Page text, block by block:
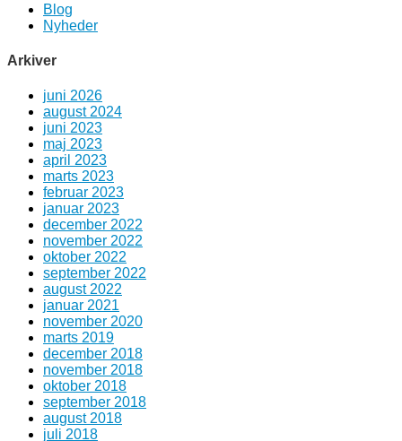
Blog
Nyheder
Arkiver
juni 2026
august 2024
juni 2023
maj 2023
april 2023
marts 2023
februar 2023
januar 2023
december 2022
november 2022
oktober 2022
september 2022
august 2022
januar 2021
november 2020
marts 2019
december 2018
november 2018
oktober 2018
september 2018
august 2018
juli 2018